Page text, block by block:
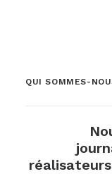
QUI SOMMES-